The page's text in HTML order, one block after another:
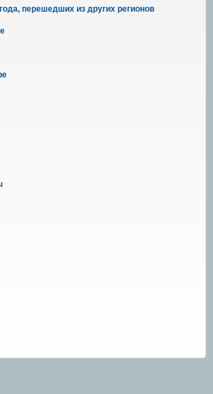
перешедших из других регионов